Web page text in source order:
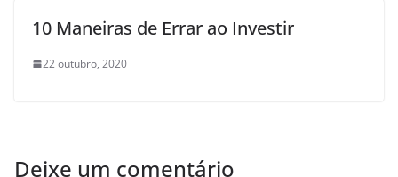
10 Maneiras de Errar ao Investir
22 outubro, 2020
Deixe um comentário